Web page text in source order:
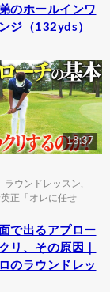
のホールインワ
ジ（132yds）
18:37
ラウンドレッスン
正「オレに任せ
で出るアプロー
リ、その原因｜
のラウンドレッ